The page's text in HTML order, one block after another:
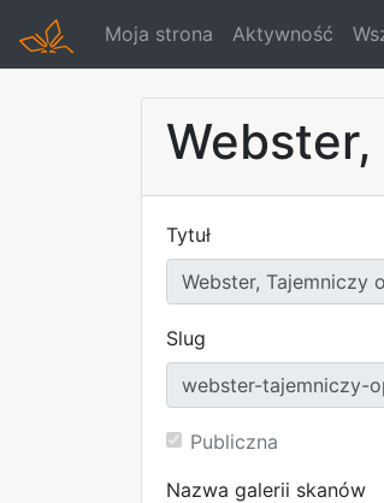
Moja strona Aktywność
Tytuł
Slug
Publiczna
Nazwa galerii skanów